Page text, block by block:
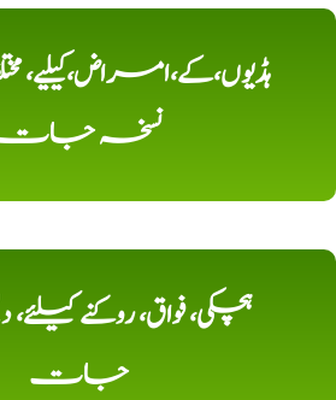
ہڈیوں،کے،امراض،کیلیے،
نسخہ
ہچکی، فواق، روکنے
جات